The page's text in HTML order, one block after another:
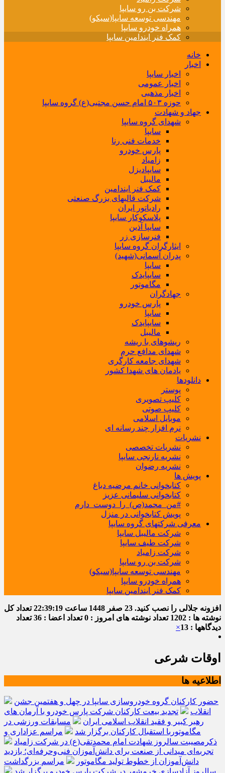
شرکت بن رو سایپا
مهندسی توسعه سایپا(سیکو)
همراه خودرو سایپا
کمک فنر ایندامین سایپا
خانه
اخبار
اخبار سایپا
اخبار عمومی
اخبار مذهبی
حوزه ۵۰۳ امام حسن مجتبی(ع) گروه سایپا
جهاد و شهادت
شهدای گروه سایپا
سایپا
خدمات فنی رنا
پارس خودرو
زامیاد
سایپادیزل
مالیبل
کمک فنر ایندامین
شرکت قالبهای بزرگ صنعتی
رادیاتور ایران
پلاسکوکار سایپا
سایپا آذین
فنرسازی زر
ایثارگران گروه سایپا
پدران آسمانی(شهید)
سایپا
سایپایدک
مگاموتور
جهادگران
پارس خودرو
سایپا
سایپایدک
مالیبل
ریشوهای با ریشه
شهدای مدافع حرم
شهدای جامعه کارگری
یادمان های شهدا کشور
دانلودها
پوستر
کلیپ تصویری
کلیپ صوتی
موبایل اسلامی
نرم افزار چند رسانه ای
نشریات
نشریات تخصصی
نشریه نارنجی سایپا
نشریه رضوان
پویش ها
کتابخوانی خانم مرضیه دباغ
کتابخوانی سلیمانی عزیز
#من_محمد(ص)_را_دوست_دارم
پویش کتابخوانی در منزل
معرفی شرکتهای گروه سایپا
شرکت مالیبل سایپا
شرکت طیف سایپا
شرکت زامیاد
شرکت بن رو سایپا
مهندسی توسعه سایپا(سیکو)
همراه خودرو سایپا
کمک فنر ایندامین سایپا
افزونه جلالی را نصب کنید. 23 صفر 1448 ساعت 22:39:20تعداد کل
نوشته ها : 1202
تعداد نوشته های امروز : 0 تعداد اعضا : 36
تعداد
دیدگاهها : 13
×
اوقات شرعی
اطلاعیه ها
حضور کارکنان گروه خودروسازی سایپا در چهل و هفتمین جشن
انقلاب
تجدید بیعت کارکنان شرکت پارس خودرو با آرمان های
رهبر کبیر و فقید انقلاب اسلامی ایران
مسابقات ورزشی در
مگاموتوربا استقبال کارکنان برگزار شد
مراسم عزاداری و
ذکرمصیبت سالروز شهادت امام محمدتقی(ع) در شرکت زامیاد
تجربه‌ای میدانی از صنعت برای دانش‌آموزان فنی‌وحرفه‌ای؛ بازدید
دانش‌آموزان از خطوط تولید مگاموتور
مراسم بزرگداشت
سالروز آزادسازی خرمشهر در شرکت پارس خودرو برگزار شد